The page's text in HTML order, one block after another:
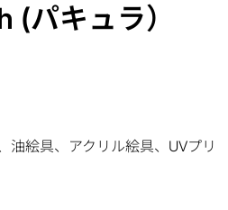
パキュラ）
油絵具、アクリル絵具、UVプリ